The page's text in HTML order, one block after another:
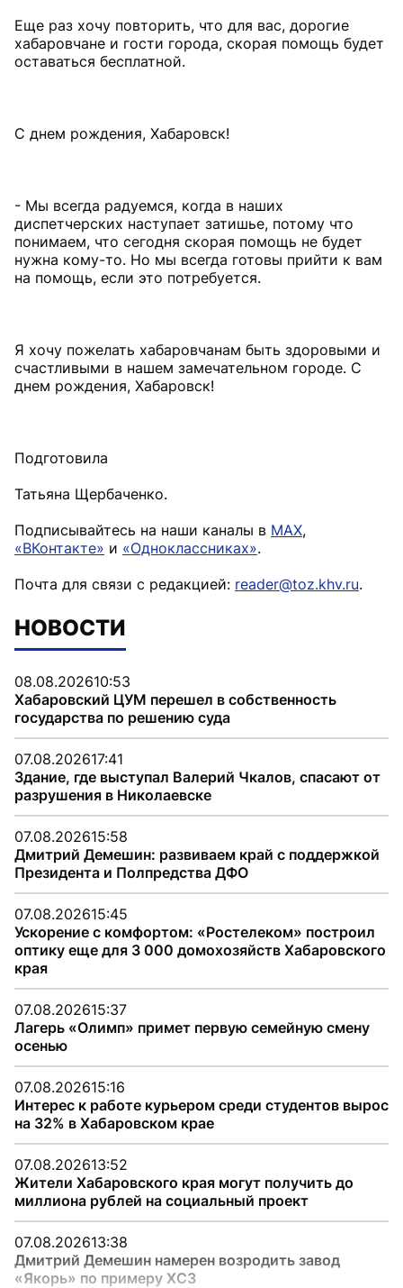
Еще раз хочу повторить, что для вас, дорогие
хабаровчане и гости города, скорая помощь будет
оставаться бесплатной.
С днем рождения, Хабаровск!
- Мы всегда радуемся, когда в наших
диспетчерских наступает затишье, потому что
понимаем, что сегодня скорая помощь не будет
нужна кому-то. Но мы всегда готовы прийти к вам
на помощь, если это потребуется.
Я хочу пожелать хабаровчанам быть здоровыми и
счастливыми в нашем замечательном городе. С
днем рождения, Хабаровск!
Подготовила
Татьяна Щербаченко.
Подписывайтесь на наши каналы в MAX,
«ВКонтакте» и «Одноклассниках».
Почта для связи с редакцией: reader@toz.khv.ru.
НОВОСТИ
08.08.202610:53
Хабаровский ЦУМ перешел в собственность
государства по решению суда
07.08.202617:41
Здание, где выступал Валерий Чкалов, спасают от
разрушения в Николаевске
07.08.202615:58
Дмитрий Демешин: развиваем край с поддержкой
Президента и Полпредства ДФО
07.08.202615:45
Ускорение с комфортом: «Ростелеком» построил
оптику еще для 3 000 домохозяйств Хабаровского
края
07.08.202615:37
Лагерь «Олимп» примет первую семейную смену
осенью
07.08.202615:16
Интерес к работе курьером среди студентов вырос
на 32% в Хабаровском крае
07.08.202613:52
Жители Хабаровского края могут получить до
миллиона рублей на социальный проект
07.08.202613:38
Дмитрий Демешин намерен возродить завод
«Якорь» по примеру ХСЗ